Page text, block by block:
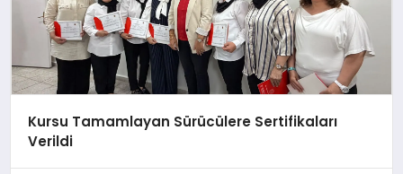
Kursu Tamamlayan Sürücülere Sertifikaları
Verildi